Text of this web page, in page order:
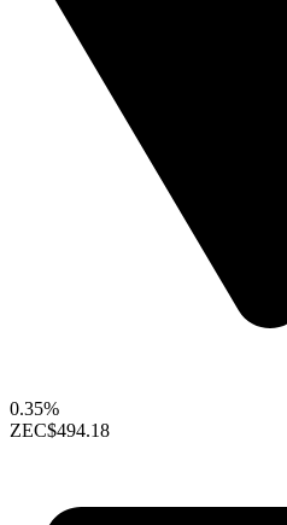
0.35%
ZEC$494.18